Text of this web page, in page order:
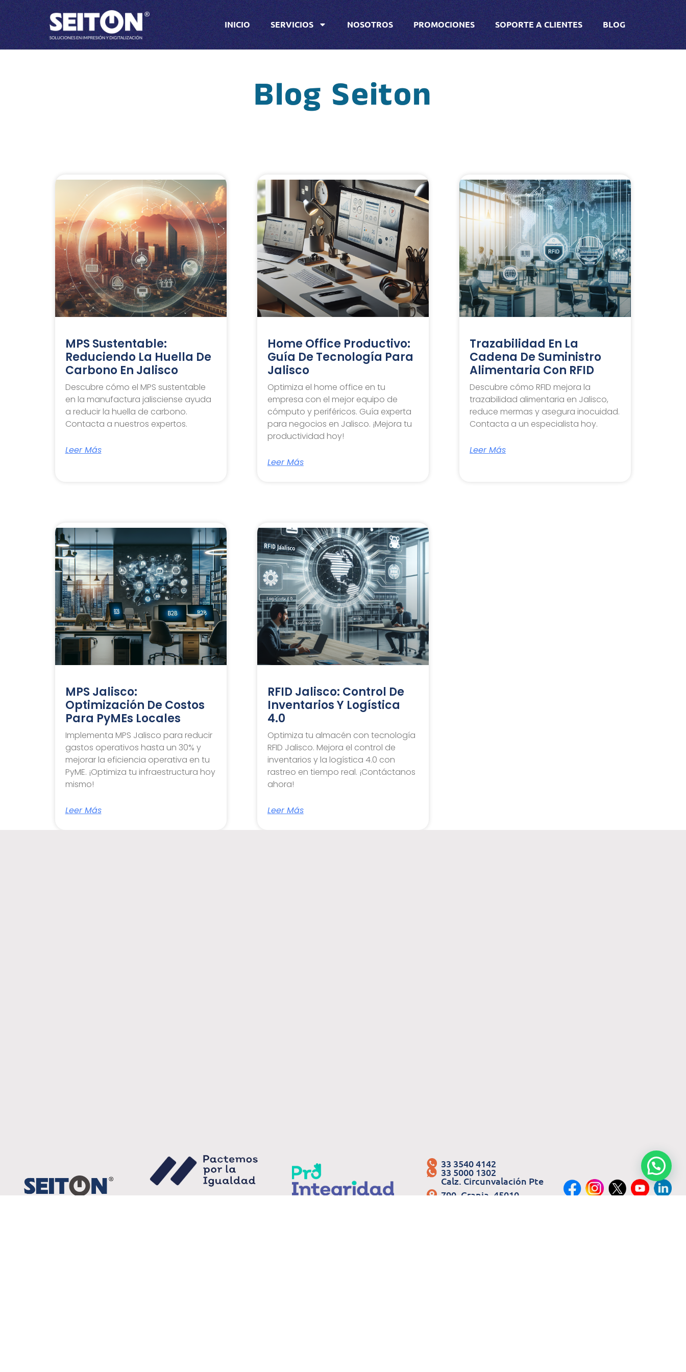
INICIO SERVICIOS NOSOTROS PROMOCIONES SOPORTE A CLIENTES BLOG
Blog Seiton
MPS Sustentable:
Reduciendo La Huella De
Carbono En Jalisco
Descubre cómo el MPS sustentable
en la manufactura jalisciense ayuda
a reducir la huella de carbono.
Contacta a nuestros expertos.
Leer Más
Home Office Productivo:
Guía De Tecnología Para
Jalisco
Optimiza el home office en tu
empresa con el mejor equipo de
cómputo y periféricos. Guía experta
para negocios en Jalisco. ¡Mejora tu
productividad hoy!
Leer Más
Trazabilidad En La
Cadena De Suministro
Alimentaria Con RFID
Descubre cómo RFID mejora la
trazabilidad alimentaria en Jalisco,
reduce mermas y asegura inocuidad.
Contacta a un especialista hoy.
Leer Más
MPS Jalisco:
Optimización De Costos
Para PyMEs Locales
Implementa MPS Jalisco para reducir
gastos operativos hasta un 30% y
mejorar la eficiencia operativa en tu
PyME. ¡Optimiza tu infraestructura hoy
mismo!
Leer Más
RFID Jalisco: Control De
Inventarios Y Logística
4.0
Optimiza tu almacén con tecnología
RFID Jalisco. Mejora el control de
inventarios y la logística 4.0 con
rastreo en tiempo real. ¡Contáctanos
ahora!
Leer Más
33 3540 4142
33 5000 1302
Calz. Circunvalación Pte
790, Granja, 45010